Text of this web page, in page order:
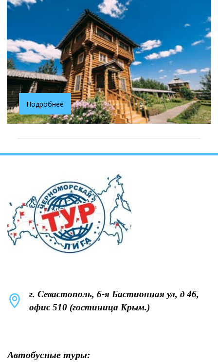
Подробнее
г. Севастополь, 6-я Бастионная ул, д 46,
офис 510 (гостиница Крым.)
Автобусные туры: